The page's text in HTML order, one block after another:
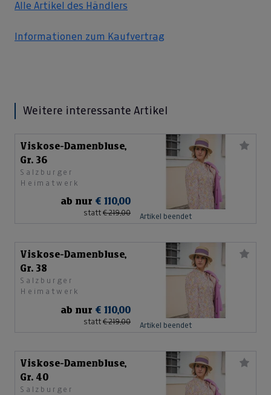
Alle Artikel des Händlers
Informationen zum Kaufvertrag
Weitere interessante Artikel
Viskose-Damenbluse,
Gr. 36
Salzburger
Heimatwerk
ab nur € 110,00
statt € 219,00 Artikel beendet
Viskose-Damenbluse,
Gr. 38
Salzburger
Heimatwerk
ab nur € 110,00
statt € 219,00 Artikel beendet
Viskose-Damenbluse,
Gr. 40
Salzburger